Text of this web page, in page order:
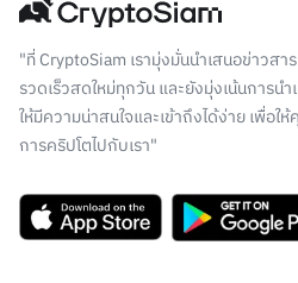
"ที่ CryptoSiam เรามุ่งมั่นนำเสนอข่าวสา
รวดเร็วสดใหม่ทุกวัน และยังมุ่งเน้นการน
ให้มีความน่าสนใจและเข้าถึงได้ง่าย เพื่อ
การคริปโตไปกับเรา"